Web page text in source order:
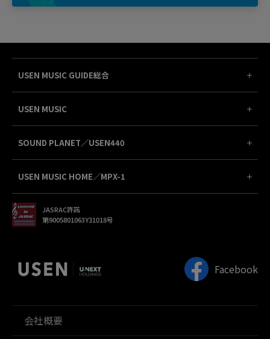
USEN MUSIC GUIDE総合
USEN MUSIC
SOUND PLANET／USEN440
USEN MUSIC HOME／MPX-1
JASRAC許諾
第9005801063Y31018号
Facebook
会社概要